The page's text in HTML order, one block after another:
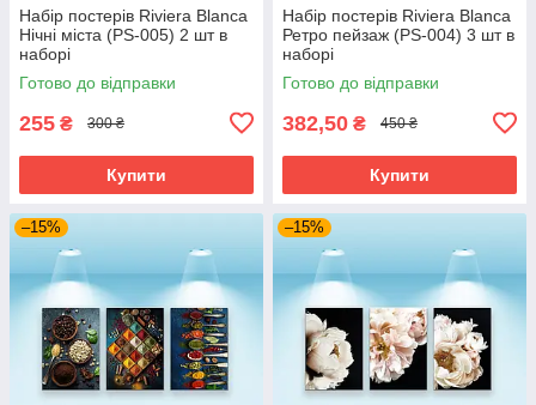
Набір постерів Riviera Blanca
Нічні міста (PS-005) 2 шт в
наборі
Готово до відправки
255 ₴ 300 ₴
Купити
Набір постерів Riviera Blanca
Ретро пейзаж (PS-004) 3 шт в
наборі
Готово до відправки
382,50 ₴ 450 ₴
Купити
–15% –15%